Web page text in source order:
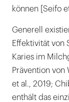
können [Seifo
Generell
Effektivität von
Karies im
Prävention
et al., 2019;
enthält das